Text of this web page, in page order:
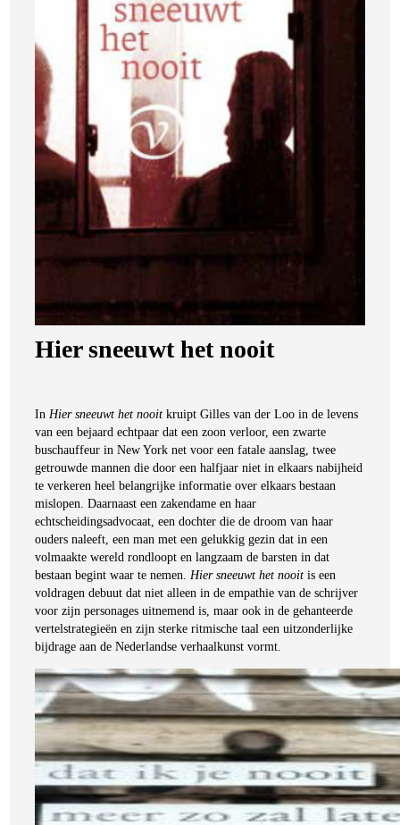
Hier sneeuwt het nooit
In Hier sneeuwt het nooit kruipt Gilles van der Loo in de levens
van een bejaard echtpaar dat een zoon verloor, een zwarte
buschauffeur in New York net voor een fatale aanslag, twee
getrouwde mannen die door een halfjaar niet in elkaars nabijheid
te verkeren heel belangrijke informatie over elkaars bestaan
mislopen. Daarnaast een zakendame en haar
echtscheidingsadvocaat, een dochter die de droom van haar
ouders naleeft, een man met een gelukkig gezin dat in een
volmaakte wereld rondloopt en langzaam de barsten in dat
bestaan begint waar te nemen. Hier sneeuwt het nooit is een
voldragen debuut dat niet alleen in de empathie van de schrijver
voor zijn personages uitnemend is, maar ook in de gehanteerde
vertelstrategieën en zijn sterke ritmische taal een uitzonderlijke
bijdrage aan de Nederlandse verhaalkunst vormt.